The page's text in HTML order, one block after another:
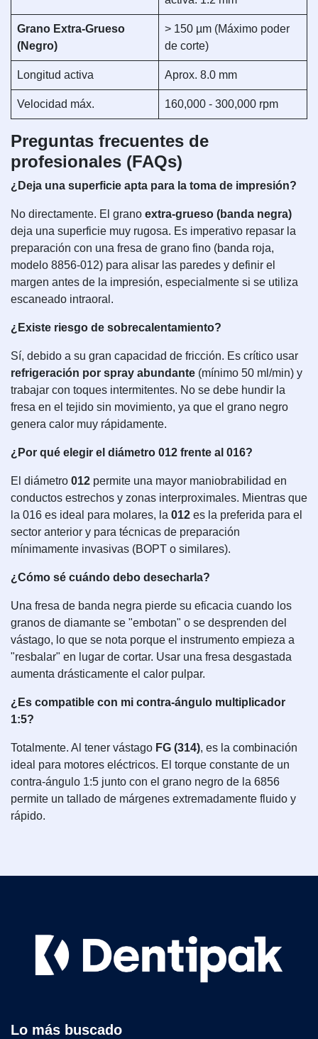
Grano Extra-Grueso
(Negro)
> 150 µm (Máximo poder
de corte)
Longitud activa Aprox. 8.0 mm
Velocidad máx. 160,000 - 300,000 rpm
Preguntas frecuentes de
profesionales (FAQs)
¿Deja una superficie apta para la toma de impresión?
No directamente. El grano extra-grueso (banda negra)
deja una superficie muy rugosa. Es imperativo repasar la
preparación con una fresa de grano fino (banda roja,
modelo 8856-012) para alisar las paredes y definir el
margen antes de la impresión, especialmente si se utiliza
escaneado intraoral.
¿Existe riesgo de sobrecalentamiento?
Sí, debido a su gran capacidad de fricción. Es crítico usar
refrigeración por spray abundante (mínimo 50 ml/min) y
trabajar con toques intermitentes. No se debe hundir la
fresa en el tejido sin movimiento, ya que el grano negro
genera calor muy rápidamente.
¿Por qué elegir el diámetro 012 frente al 016?
El diámetro 012 permite una mayor maniobrabilidad en
conductos estrechos y zonas interproximales. Mientras que
la 016 es ideal para molares, la 012 es la preferida para el
sector anterior y para técnicas de preparación
mínimamente invasivas (BOPT o similares).
¿Cómo sé cuándo debo desecharla?
Una fresa de banda negra pierde su eficacia cuando los
granos de diamante se "embotan" o se desprenden del
vástago, lo que se nota porque el instrumento empieza a
"resbalar" en lugar de cortar. Usar una fresa desgastada
aumenta drásticamente el calor pulpar.
¿Es compatible con mi contra-ángulo multiplicador
1:5?
Totalmente. Al tener vástago FG (314), es la combinación
ideal para motores eléctricos. El torque constante de un
contra-ángulo 1:5 junto con el grano negro de la 6856
permite un tallado de márgenes extremadamente fluido y
rápido.
Lo más buscado